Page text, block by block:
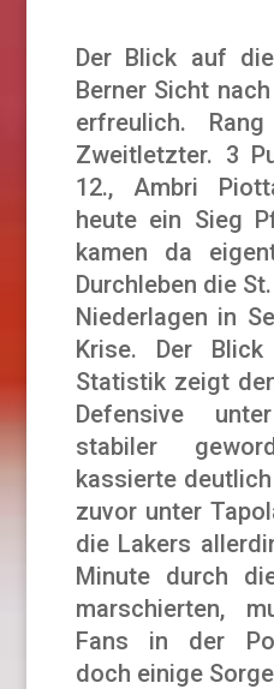
Der Blick auf
Berner Sicht
erfreulich.
Zweitletzter. 3
12., Ambri
heute ein Sieg
kamen da
Durchleben die
Niederlagen in
Krise. Der
Statistik zeigt
Defensive
stabiler
kassierte
zuvor unter
die Lakers
Minute durch
marschierten,
Fans in der
doch einige